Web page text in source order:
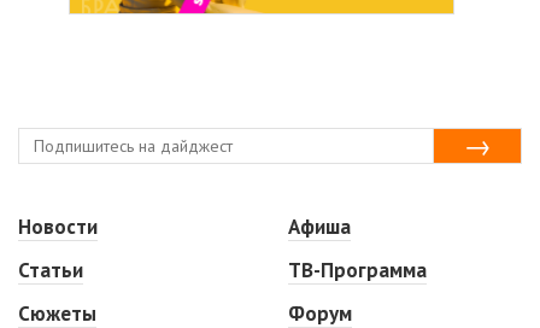
Новости
Статьи
Сюжеты
Афиша
ТВ-Программа
Форум